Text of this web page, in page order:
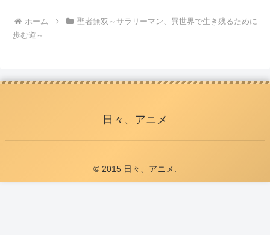
ホーム
聖者無双～サラリーマン、異世界で生き残るために
歩む道～
日々、アニメ
© 2015 日々、アニメ.